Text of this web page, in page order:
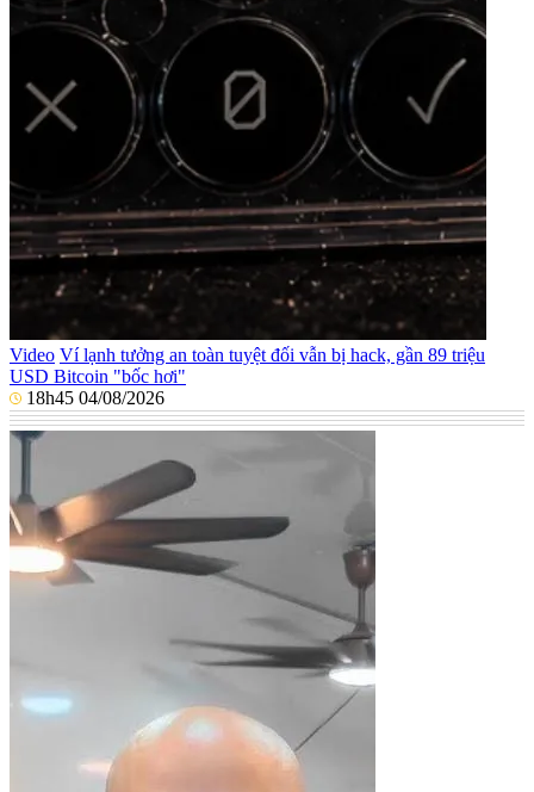
Video Ví lạnh tưởng an toàn tuyệt đối vẫn bị hack, gần 89 triệu
USD Bitcoin "bốc hơi"
18h45 04/08/2026